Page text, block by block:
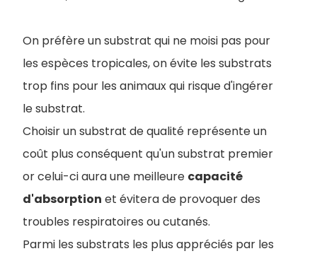
On préfère un substrat qui ne moisi pas pour
les espèces tropicales, on évite les substrats
trop fins pour les animaux qui risque d'ingérer
le substrat.
Choisir un substrat de qualité représente un
coût plus conséquent qu'un substrat premier
or celui-ci aura une meilleure capacité
d'absorption et évitera de provoquer des
troubles respiratoires ou cutanés.
Parmi les substrats les plus appréciés par les